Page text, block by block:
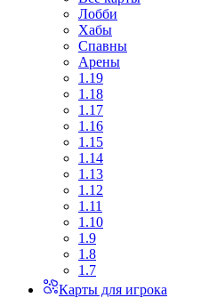
Лобби
Хабы
Спавны
Арены
1.19
1.18
1.17
1.16
1.15
1.14
1.13
1.12
1.11
1.10
1.9
1.8
1.7
Карты для игрока